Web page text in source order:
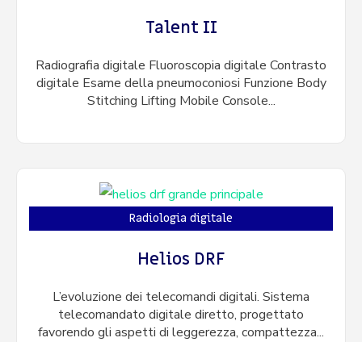
Talent II
Radiografia digitale Fluoroscopia digitale Contrasto
digitale Esame della pneumoconiosi Funzione Body
Stitching Lifting Mobile Console...
Radiologia digitale
Helios DRF
L’evoluzione dei telecomandi digitali. Sistema
telecomandato digitale diretto, progettato
favorendo gli aspetti di leggerezza, compattezza...